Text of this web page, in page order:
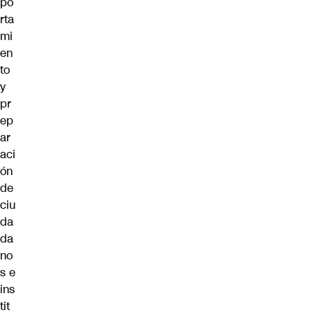
rta
mi
en
to
y
pr
ep
ar
aci
ón
de
ciu
da
da
no
s e
ins
tit